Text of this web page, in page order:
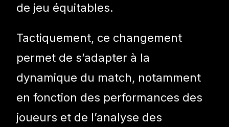
de jeu équitables.
Tactiquement, ce changement
permet de s’adapter à la
dynamique du match, notamment
en fonction des performances des
joueurs et de l’analyse des